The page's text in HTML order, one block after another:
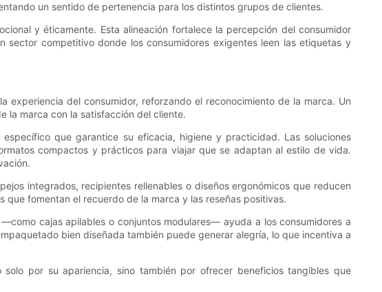
un sentido de pertenencia para los distintos grupos de clientes.
y éticamente. Esta alineación fortalece la percepción del consumidor
competitivo donde los consumidores exigentes leen las etiquetas y
experiencia del consumidor, reforzando el reconocimiento de la marca. Un
la marca con la satisfacción del cliente.
que garantice su eficacia, higiene y practicidad. Las soluciones
compactos y prácticos para viajar que se adaptan al estilo de vida.
integrados, recipientes rellenables o diseños ergonómicos que reducen
que fomentan el recuerdo de la marca y las reseñas positivas.
cajas apilables o conjuntos modulares— ayuda a los consumidores a
bien diseñada también puede generar alegría, lo que incentiva a
por su apariencia, sino también por ofrecer beneficios tangibles que